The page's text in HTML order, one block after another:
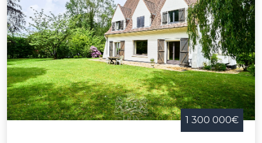
1 300 000€